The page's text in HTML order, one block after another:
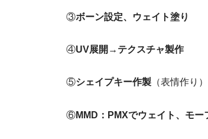
③ボーン設定、ウェイト塗り
④UV展開→テクスチャ製作
⑤シェイプキー作製 （表情作り）
⑥MMD：PMXでウェイト、モ